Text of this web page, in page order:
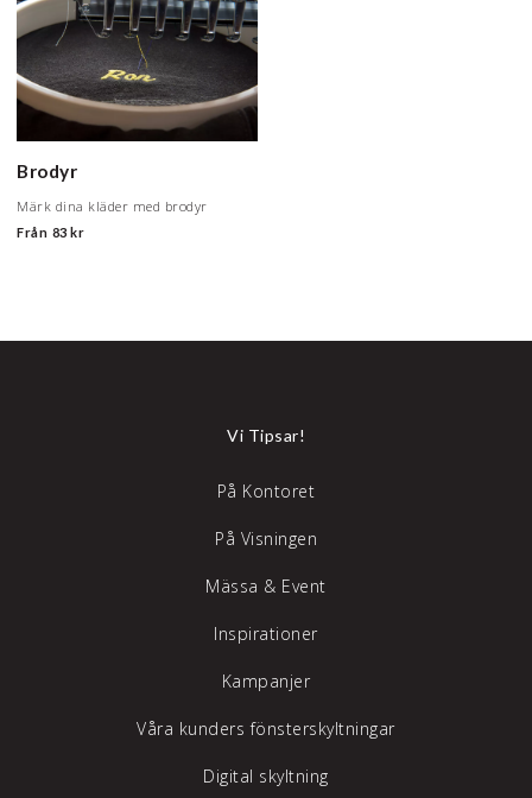
Brodyr
Märk dina kläder med brodyr
Från 83 kr
Vi Tipsar!
På Kontoret
På Visningen
Mässa & Event
Inspirationer
Kampanjer
Våra kunders fönsterskyltningar
Digital skyltning